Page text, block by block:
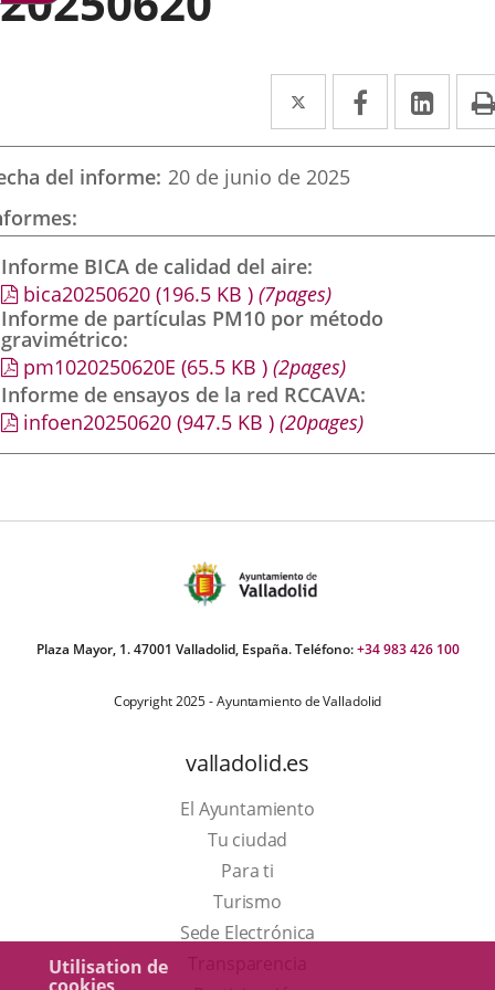
Utilisation de
Twitter
Enlace
a
una
externa.
Facebook
Enlace
a
externa.
a
del informe 20 de junio de 2025
Informe BICA de calidad del aire
bica20250620 (196.5 KB ) (7pages)
Informe de partículas PM10 por método
gravimétrico
pm1020250620E (65.5 KB ) (2pages)
Informe de ensayos de la red RCCAVA
infoen20250620 (947.5 KB ) (20pages)
Plaza Mayor, 1. 47001 Valladolid, España. Teléfono:+34 983 426 100
Copyright 2025 - Ayuntamiento de Valladolid
valladolid.es
El Ayuntamiento
Tu ciudad
Para ti
TurismoEste
enlace
Sede Electrónica